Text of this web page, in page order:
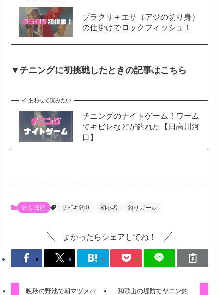
ブラクリ＋エサ（アジの切り身）
の仕掛けでロックフィッシュ！
▼チニングに初挑戦したときの記事はこちら
あわせて読みたい
チニングのナイトゲーム！ワーム
でキビレなどが釣れた【日高川河
口】
釣り日記 サビキ釣り 初心者 釣りガール
よかったらシェアしてね！
晩秋の野池で朝マヅメバ
和歌山の堤防でヤエン釣